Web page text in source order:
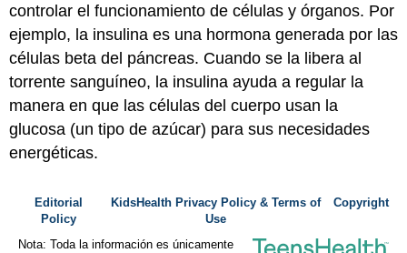
controlar el funcionamiento de células y órganos. Por
ejemplo, la insulina es una hormona generada por las
células beta del páncreas. Cuando se la libera al
torrente sanguíneo, la insulina ayuda a regular la
manera en que las células del cuerpo usan la
glucosa (un tipo de azúcar) para sus necesidades
energéticas.
Editorial
Policy
KidsHealth Privacy Policy & Terms of
Use
Copyright
Nota: Toda la información es únicamente